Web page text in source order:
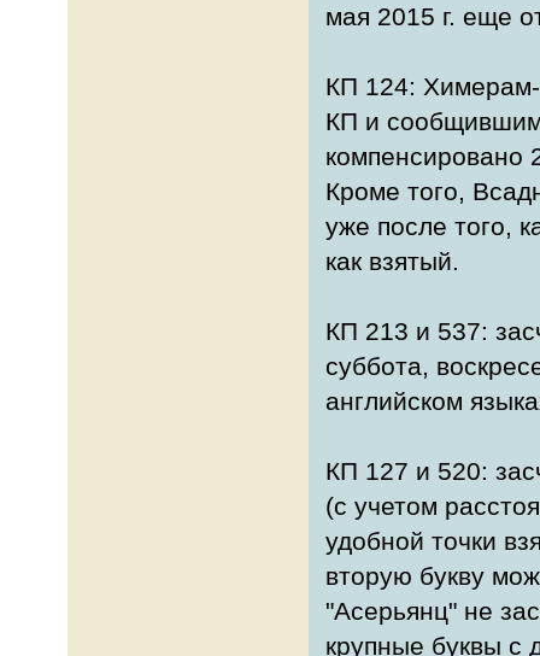
мая 2015 г. еще
КП 124:
КП и
компенсировано
Кроме того,
уже после того,
как взятый.
КП 213 и 537:
суббота,
английском
КП 127 и 520:
(с учетом
удобной точки
вторую букву
"Асерьянц" не
крупные буквы с